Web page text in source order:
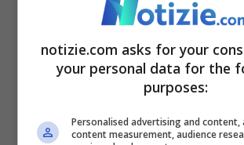
nomi fatti sono i profili ideali. I
non hanno intenzione di
allenatori ingombranti e poco
notizie.com asks for your
your personal data for the
purposes:
Personalised advertising and content,
content measurement, audience